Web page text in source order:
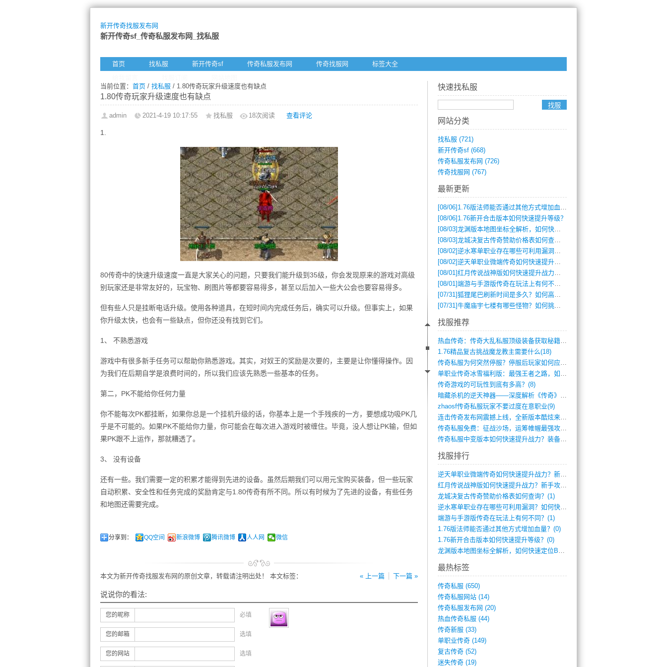
新开传奇找服发布网
新开传奇sf_传奇私服发布网_找私服
首页 找私服 新开传奇sf 传奇私服发布网 传奇找服网
标签大全
当前位置： 首页 / 找私服 / 1.80传奇玩家升级速度也有缺点
1.80传奇玩家升级速度也有缺点
admin 2021-4-19 10:17:55 找私服 18次阅读 查看评论
1.
80传奇中的快速升级速度一直是大家关心的问题，只要我们能升级到35级，你会发现原来的游戏对高级
别玩家还是非常友好的，玩宝物、刷图片等都要容易得多，甚至以后加入一些大公会也要容易得多。
但有些人只是挂断电话升级。使用各种道具，在短时间内完成任务后，确实可以升级。但事实上，如果
你升级太快，也会有一些缺点，但你还没有找到它们。
1、 不熟悉游戏
游戏中有很多新手任务可以帮助你熟悉游戏。其实，对奴王的奖励是次要的，主要是让你懂得操作。因
为我们在后期自学是浪费时间的，所以我们应该先熟悉一些基本的任务。
第二，PK不能给你任何力量
你不能每次PK都挂断，如果你总是一个挂机升级的话，你基本上是一个手残疾的一方，要想成功吸PK几
乎是不可能的。如果PK不能给你力量，你可能会在每次进入游戏时被缠住。毕竟，没人想让PK输，但如
果PK跟不上运作，那就糟透了。
3、 没有设备
还有一些。我们需要一定的积累才能得到先进的设备。虽然后期我们可以用元宝购买装备，但一些玩家
自动积累、安全性和任务完成的奖励肯定与1.80传奇有所不同。所以有时候为了先进的设备，有些任务
和地图还需要完成。
分享到： QQ空间 新浪微博 腾讯微博 人人网 微信
« 上一篇 下一篇 »
本文为新开传奇找服发布网的原创文章，转载请注明出处！ 本文标签：
说说你的看法:
您的昵称 必填
您的邮箱 选填
您的网站 选填
快速找私服
网站分类
找私服 (721)
新开传奇sf (668)
传奇私服发布网 (726)
传奇找服网 (767)
最新更新
[08/06] 1.76版法师能否通过其他方式增加血量？
[08/06] 1.76新开合击版本如何快速提升等级？
[08/03]龙渊版本地图坐标全解析，如何快速定位BOSS位置？
[08/03]龙城决复古传奇赞助价格表如何查询？
[08/02]逆水寒单职业存在哪些可利用漏洞？如何快速提升战力？
[08/02]逆天单职业微端传奇如何快速提升战力？新手必看攻略
[08/01]红月传说战神版如何快速提升战力？新手攻略全解析？
[08/01]端游与手游版传奇在玩法上有何不同？
[07/31]狐狸尾巴刷新时间是多久？如何高效获取传奇手游中的狐狸尾巴？
[07/31]牛魔庙宇七楼有哪些怪物？如何挑战它们？
找服推荐
热血传奇：传奇大乱私服顶级装备获取秘籍(887)
1.76精品复古挑战魔龙教主需要什么(18)
传奇私服为何突然停服？停服后玩家如何应对(744)
单职业传奇冰雪福利版：最强王者之路，如何(659)
传奇游戏的可玩性到底有多高？(8)
暗藏杀机的逆天神器——深度解析《传奇》祈(374)
zhaosf传奇私服玩家不要过度在意职业(9)
连击传奇发布网震撼上线，全新版本酷炫来袭(12)
传奇私服免费：征战沙场，运筹帷幄最强攻城(516)
传奇私服中变版本如何快速提升战力？装备强(1012)
找服排行
逆天单职业微端传奇如何快速提升战力？新手(2)
红月传说战神版如何快速提升战力？新手攻略(2)
龙城决复古传奇赞助价格表如何查询？(1)
逆水寒单职业存在哪些可利用漏洞？如何快速(1)
端游与手游版传奇在玩法上有何不同？(1)
1.76版法师能否通过其他方式增加血量？(0)
1.76新开合击版本如何快速提升等级？(0)
龙渊版本地图坐标全解析，如何快速定位BO(0)
最热标签
传奇私服 (650)
传奇私服网站 (14)
传奇私服发布网 (20)
热血传奇私服 (44)
传奇新服 (33)
单职业传奇 (149)
复古传奇 (52)
迷失传奇 (19)